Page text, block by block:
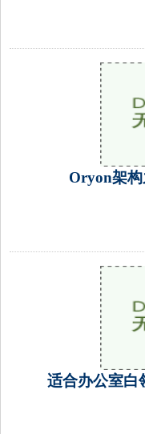
Oryon架
适合办公室白